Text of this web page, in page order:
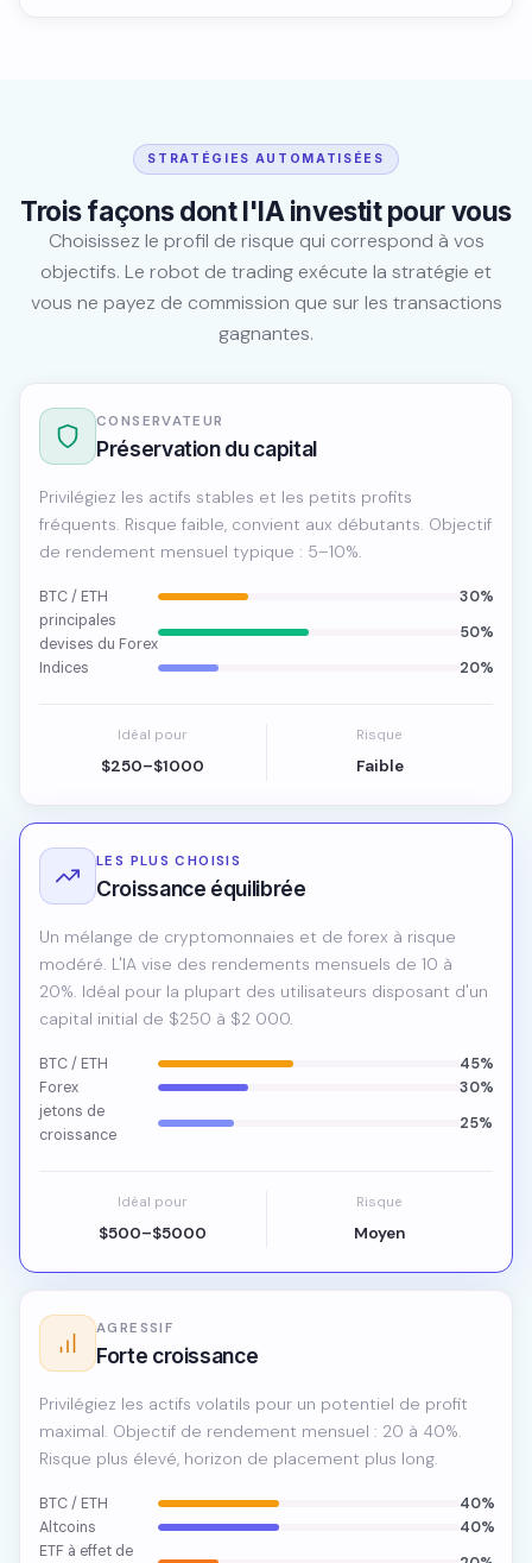
STRATÉGIES AUTOMATISÉES
Trois façons dont l'IA investit pour vous
Choisissez le profil de risque qui correspond à vos
objectifs. Le robot de trading exécute la stratégie et
vous ne payez de commission que sur les transactions
gagnantes.
CONSERVATEUR
Préservation du capital
Privilégiez les actifs stables et les petits profits
fréquents. Risque faible, convient aux débutants. Objectif
de rendement mensuel typique : 5–10%.
BTC / ETH
30%
principales
devises du Forex
50%
Indices
20%
Idéal pour
$250–$1000
Risque
Faible
LES PLUS CHOISIS
Croissance équilibrée
Un mélange de cryptomonnaies et de forex à risque
modéré. L'IA vise des rendements mensuels de 10 à
20%. Idéal pour la plupart des utilisateurs disposant d'un
capital initial de $250 à $2 000.
BTC / ETH
45%
Forex
30%
jetons de
croissance
25%
Idéal pour
$500–$5000
Risque
Moyen
AGRESSIF
Forte croissance
Privilégiez les actifs volatils pour un potentiel de profit
maximal. Objectif de rendement mensuel : 20 à 40%.
Risque plus élevé, horizon de placement plus long.
BTC / ETH
40%
Altcoins
40%
ETF à effet de